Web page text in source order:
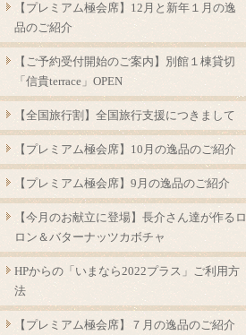
【プレミアム極会席】12月と新年１月の逸
品のご紹介
【ご予約受付開始のご案内】別館１棟貸切
「信貴terrace」OPEN
【全国旅行割】全国旅行支援につきまして
【プレミアム極会席】10月の逸品のご紹介
【プレミアム極会席】9月の逸品のご紹介
【今月のお献立に登場】長介さん達が作るロ
ロン＆バターナッツカボチャ
HPからの「いまなら2022プラス」ご利用方
法
【プレミアム極会席】７月の逸品のご紹介